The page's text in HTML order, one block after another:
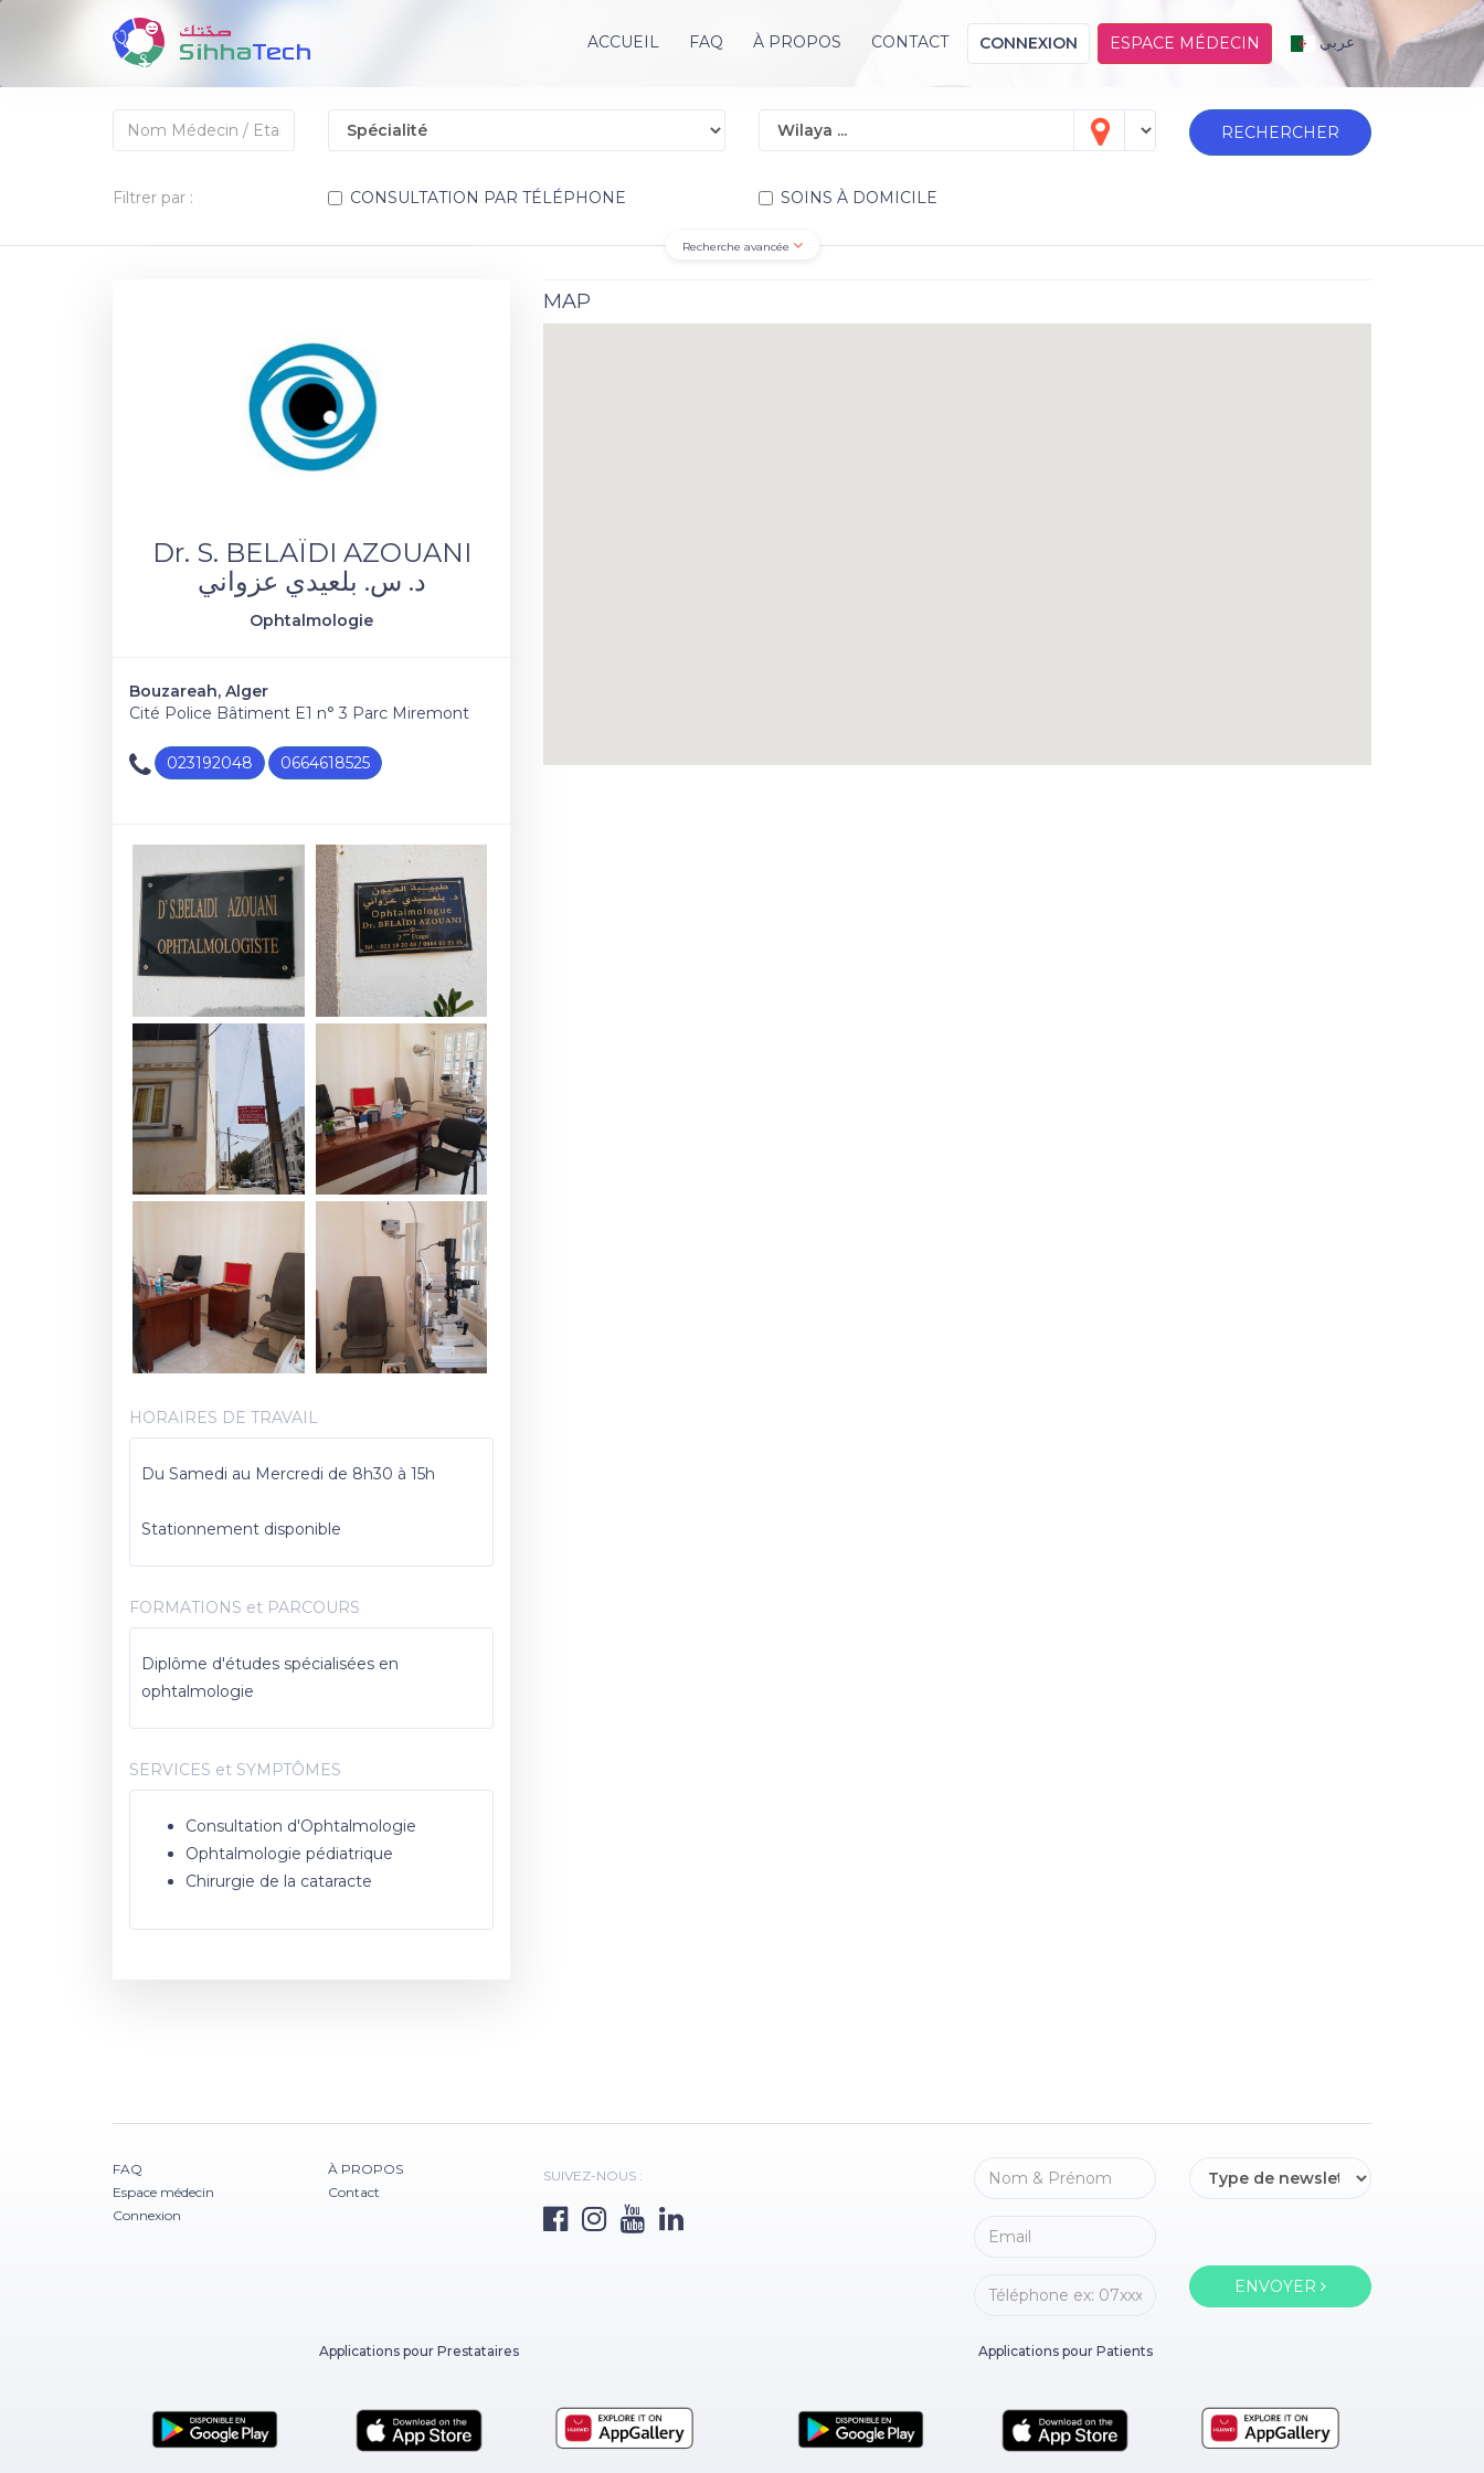
ACCUEIL FAQ À PROPOS CONTACT CONNEXION ESPACE MÉDECIN عربي
RECHERCHER
Filtrer par : CONSULTATION PAR TÉLÉPHONE SOINS À DOMICILE
Recherche avancée
Dr. S. BELAÏDI AZOUANI
د. س. بلعيدي عزواني
Ophtalmologie
Bouzareah, Alger
Cité Police Bâtiment E1 n° 3 Parc Miremont
023192048 0664618525
HORAIRES DE TRAVAIL
Du Samedi au Mercredi de 8h30 à 15h
Stationnement disponible
FORMATIONS et PARCOURS
Diplôme d'études spécialisées en
ophtalmologie
SERVICES et SYMPTÔMES
Consultation d'Ophtalmologie
Ophtalmologie pédiatrique
Chirurgie de la cataracte
MAP
FAQ
Espace médecin
Connexion
À PROPOS
Contact
SUIVEZ-NOUS :
ENVOYER
Applications pour Prestataires Applications pour Patients